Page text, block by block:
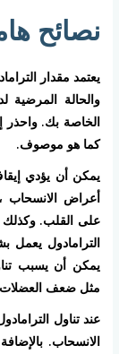
نصائح
يعتمد مقدار
والحالة المرضية
الخاصة بك. واحذر
كما هو موصوف.
يمكن أن يؤدي
أعراض الانسحاب
على القلب. وكذلك
الترامادول يعمل
يمكن أن يسبب
مثل ضعف
عند تناول
الانسحاب.